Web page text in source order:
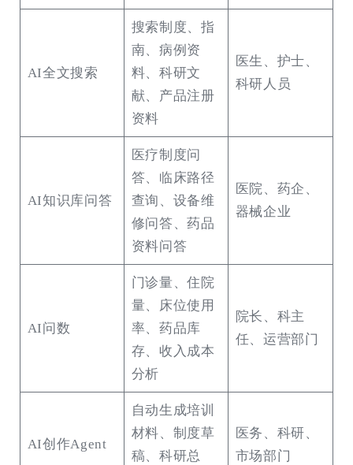
AI全文搜索
搜索制度、指
南、病例资
料、科研文
献、产品注册
资料
医生、护士、
科研人员
AI知识库问答
医疗制度问
答、临床路径
查询、设备维
修问答、药品
资料问答
医院、药企、
器械企业
AI问数
门诊量、住院
量、床位使用
率、药品库
存、收入成本
分析
院长、科主
任、运营部门
AI创作Agent
自动生成培训
材料、制度草
稿、科研总
医务、科研、
市场部门